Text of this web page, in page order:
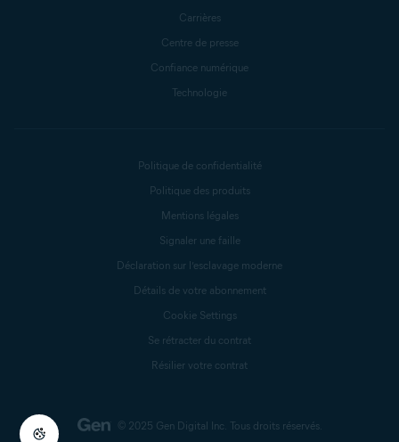
Carrières
Centre de presse
Confiance numérique
Technologie
© 2025 Gen Digital Inc. Tous droits réservés.
Politique de confidentialité
Politique des produits
Mentions légales
Signaler une faille
Déclaration sur l’esclavage moderne
Détails de votre abonnement
Cookie Settings
Se rétracter du contrat
Résilier votre contrat